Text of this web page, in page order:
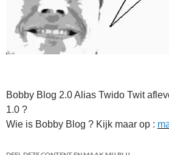
Bobby Blog 2.0 Alias Twido Twit
1.0 ?
Wie is Bobby Blog ? Kijk maar op :